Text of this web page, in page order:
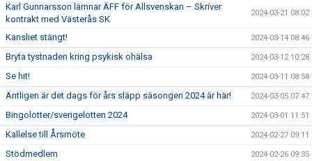
Karl Gunnarsson lämnar ÄFF för Allsvenskan – Skriver
kontrakt med Västerås SK
2024-03-21 08:02
Kansliet stängt! 2024-03-14 08:46
Bryta tystnaden kring psykisk ohälsa 2024-03-12 10:28
Se hit! 2024-03-11 08:58
Äntligen är det dags för års släpp säsongen 2024 är här! 2024-03-05 07:47
Bingolotter/sverigelotten 2024 2024-03-01 11:51
Kallelse till Årsmöte 2024-02-27 09:11
Stödmedlem 2024-02-26 09:35